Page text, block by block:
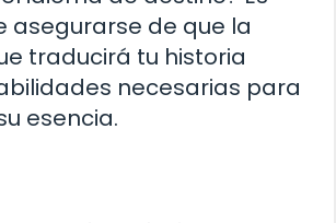
asegurarse de que la
traducirá tu historia
necesarias para
esencia.